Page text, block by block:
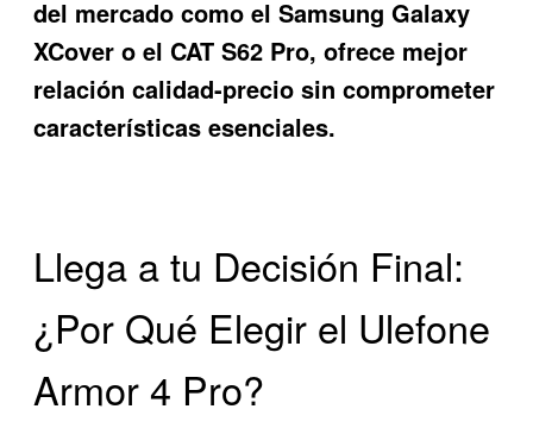
del mercado como el Samsung Galaxy
XCover o el CAT S62 Pro, ofrece mejor
relación calidad-precio sin comprometer
características esenciales.
Llega a tu Decisión Final:
¿Por Qué Elegir el Ulefone
Armor 4 Pro?